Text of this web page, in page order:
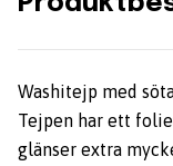
Washitejp med
Tejpen har ett
glänser extra